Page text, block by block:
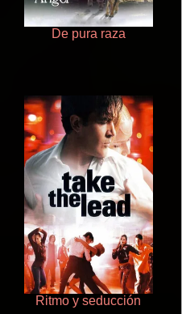
De pura raza
Ritmo y seducción